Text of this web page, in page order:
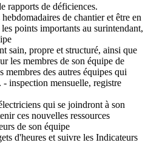
rapports de déficiences.
de chantier et être en
points importants au surintendant,
sain, propre et structuré, ainsi que
les membres de son équipe de
membres des autres équipes qui
inspection mensuelle, registre
qui se joindront à son
ces nouvelles ressources
de son équipe
d'heures et suivre les Indicateurs